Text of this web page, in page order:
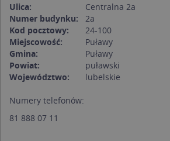
Ulica:
Centralna 2a
Numer budynku:
2a
Kod pocztowy:
24-100
Miejscowość:
Puławy
Gmina:
Puławy
Powiat:
puławski
Województwo:
lubelskie
Numery telefonów:
81 888 07 11